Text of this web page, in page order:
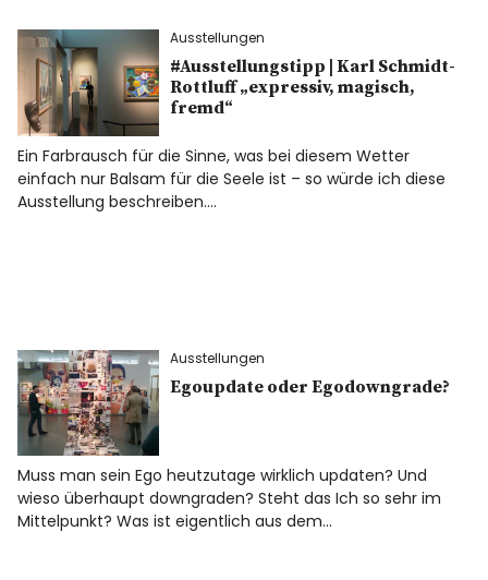
Ausstellungen
#Ausstellungstipp | Karl Schmidt-
Rottluff „expressiv, magisch,
fremd“
Ein Farbrausch für die Sinne, was bei diesem Wetter
einfach nur Balsam für die Seele ist – so würde ich diese
Ausstellung beschreiben.…
Ausstellungen
Egoupdate oder Egodowngrade?
Muss man sein Ego heutzutage wirklich updaten? Und
wieso überhaupt downgraden? Steht das Ich so sehr im
Mittelpunkt? Was ist eigentlich aus dem…